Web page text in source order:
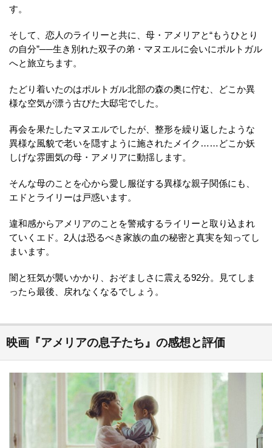
す。
そして、恋人のライリーと共に、母・アメリアと“もうひとり
の自分”──生き別れた双子の弟・マヌエルに会いにポルトガル
へと旅立ちます。
たどり着いたのはポルトガル北部の森の奥に佇む、どこか異
様な空気が漂う古びた大邸宅でした。
再会を果たしたマヌエルでしたが、整形を繰り返したような
異様な風貌で老いを隠すように施されたメイク……どこか妖
しげな雰囲気の母・アメリアに動揺します。
そんな母のことを心から愛し服従する異様な親子関係にも、
エドとライリーは戸惑います。
違和感からアメリアのことを警戒するライリーと取り込まれ
ていくエド。2人は恐るべき家族の血の秘密と真実を知ってし
まいます。
闇と狂気が襲いかかり、おぞましさに震える92分。見てしま
ったら最後、戻れなくなるでしょう。
映画『アメリアの息子たち』の感想と評価